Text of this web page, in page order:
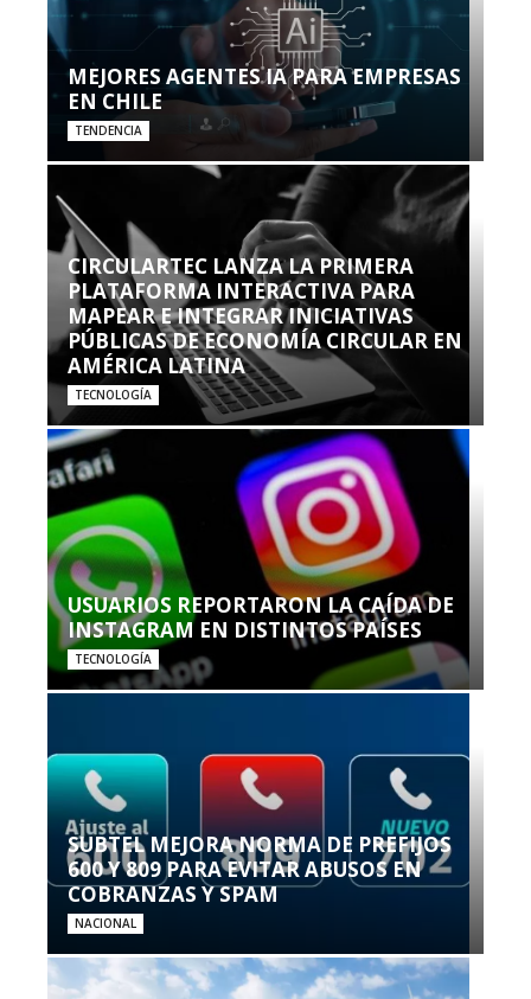
MEJORES AGENTES IA PARA EMPRESAS
EN CHILE
TENDENCIA
CIRCULARTEC LANZA LA PRIMERA
PLATAFORMA INTERACTIVA PARA
MAPEAR E INTEGRAR INICIATIVAS
PÚBLICAS DE ECONOMÍA CIRCULAR EN
AMÉRICA LATINA
TECNOLOGÍA
USUARIOS REPORTARON LA CAÍDA DE
INSTAGRAM EN DISTINTOS PAÍSES
TECNOLOGÍA
SUBTEL MEJORA NORMA DE PREFIJOS
600 Y 809 PARA EVITAR ABUSOS EN
COBRANZAS Y SPAM
NACIONAL